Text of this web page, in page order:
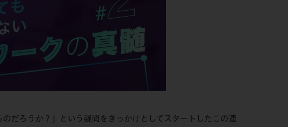
だろうか？」という疑問をきっかけとしてスタートしたこの連